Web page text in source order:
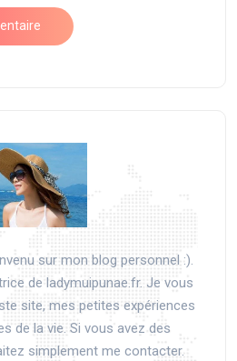
sur mon blog personnel :).
de ladymuipunae.fr. Je vous
site, mes petites expériences
de la vie. Si vous avez des
simplement me contacter.